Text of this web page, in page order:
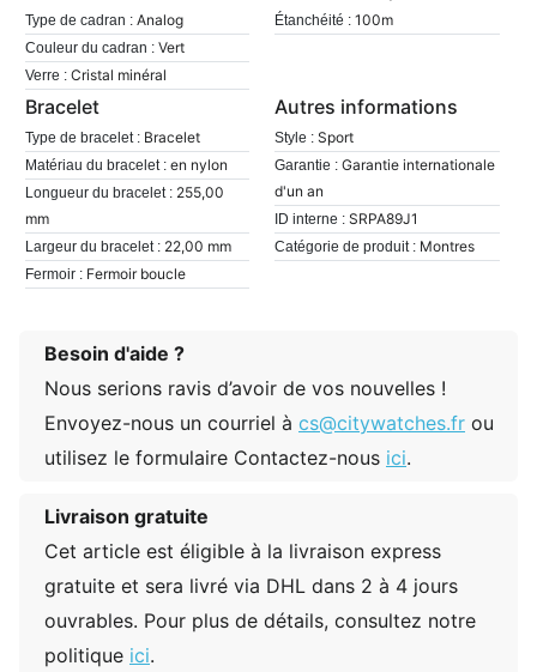
Type de cadran : Analog
Couleur du cadran : Vert
Verre : Cristal minéral
Étanchéité : 100m
Bracelet
Type de bracelet : Bracelet
Matériau du bracelet : en nylon
Longueur du bracelet : 255,00
mm
Largeur du bracelet : 22,00 mm
Fermoir : Fermoir boucle
Autres informations
Style : Sport
Garantie : Garantie internationale
d'un an
ID interne : SRPA89J1
Catégorie de produit : Montres
Besoin d'aide ?
Nous serions ravis d’avoir de vos nouvelles !
Envoyez-nous un courriel à cs@citywatches.fr ou
utilisez le formulaire Contactez-nous ici.
Livraison gratuite
Cet article est éligible à la livraison express
gratuite et sera livré via DHL dans 2 à 4 jours
ouvrables. Pour plus de détails, consultez notre
politique ici.